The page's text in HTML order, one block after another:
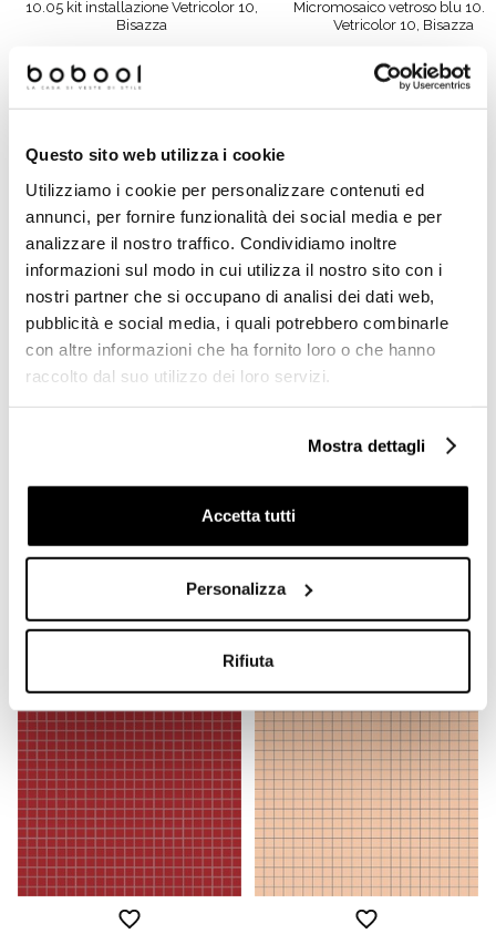
Questo sito web utilizza i cookie
Utilizziamo i cookie per personalizzare contenuti ed
annunci, per fornire funzionalità dei social media e per
analizzare il nostro traffico. Condividiamo inoltre
informazioni sul modo in cui utilizza il nostro sito con i
nostri partner che si occupano di analisi dei dati web,
pubblicità e social media, i quali potrebbero combinarle
con altre informazioni che ha fornito loro o che hanno
raccolto dal suo utilizzo dei loro servizi.
Mostra dettagli
Accetta tutti
Personalizza
Rifiuta
10.05 kit installazione Vetricolor 10,
Bisazza
Richiedi preventivo
Micromosaico vetroso blu
Vetricolor 10, Bisazza
Richiedi preventivo
Prodotti simili
Fascia di mosaico in foglia
bisellato, effetto liscio
Richiedi preventivo
Mosaico a tessere piccole
con kit installazione - Opus
Richiedi preventivo